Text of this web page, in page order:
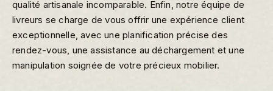
qualité artisanale incomparable. Enfin, notre équipe de
livreurs se charge de vous offrir une expérience client
exceptionnelle, avec une planification précise des
rendez-vous, une assistance au déchargement et une
manipulation soignée de votre précieux mobilier.